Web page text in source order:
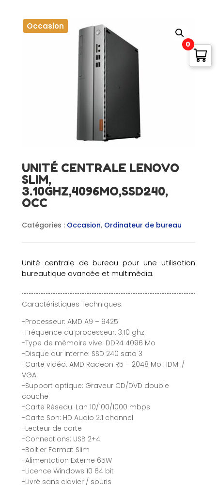
Occasion
UNITÉ CENTRALE LENOVO
SLIM,
3.10GHZ,4096MO,SSD240,
OCC
Catégories : Occasion, Ordinateur de bureau
Unité centrale de bureau pour une utilisation
bureautique avancée et multimédia.
Caractéristiques Techniques:
-Processeur: AMD A9 – 9425
-Fréquence du processeur: 3.10 ghz
-Type de mémoire vive: DDR4 4096 Mo
-Disque dur interne: SSD 240 sata 3
-Carte vidéo: AMD Radeon R5 – 2048 Mo HDMI /
VGA
-Support optique: Graveur CD/DVD double
couche
-Carte Réseau: Lan 10/100/1000 mbps
-Carte Son: HD Audio 2.1 channel
-Lecteur de carte
-Connections: USB 2+4
-Boitier Format Slim
-Alimentation Externe 65W
-Licence Windows 10 64 bit
-Livré sans clavier / souris
0